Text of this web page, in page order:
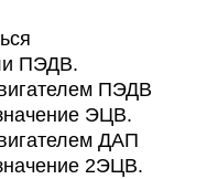
ПЭДВ.
ПЭДВ
ЭЦВ.
ДАП
2ЭЦВ.